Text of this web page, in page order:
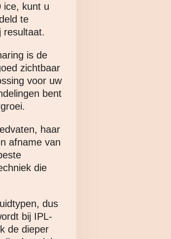
ice, kunt u
te
resultaat.
is de
zichtbaar
voor uw
bent
haar
afname van
die
dus
bij IPL-
de dieper